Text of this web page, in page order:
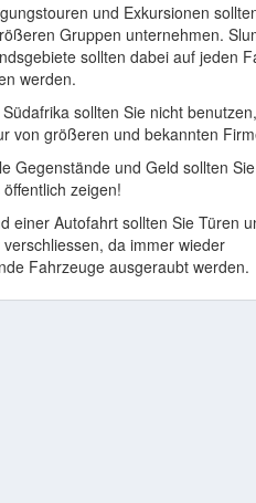
und Exkursionen
Gruppen unternehmen.
sollten dabei auf jeden
werden.
sollten Sie nicht benutzen,
von größeren und bekannten
Gegenstände und Geld sollten Sie
zeigen!
einer Autofahrt sollten Sie Türen
verschliessen, da immer wieder
Fahrzeuge ausgeraubt werden.